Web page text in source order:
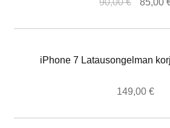
90,00€ 85,00
iPhone 7 Latausongelman
149,00 €